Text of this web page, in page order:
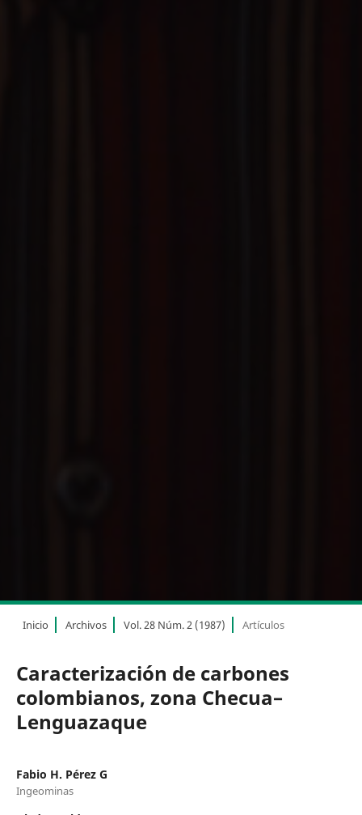
Inicio Archivos Vol. 28 Núm. 2 (1987) Artículos
Caracterización de carbones
colombianos, zona Checua–
Lenguazaque
Fabio H. Pérez G
Ingeominas